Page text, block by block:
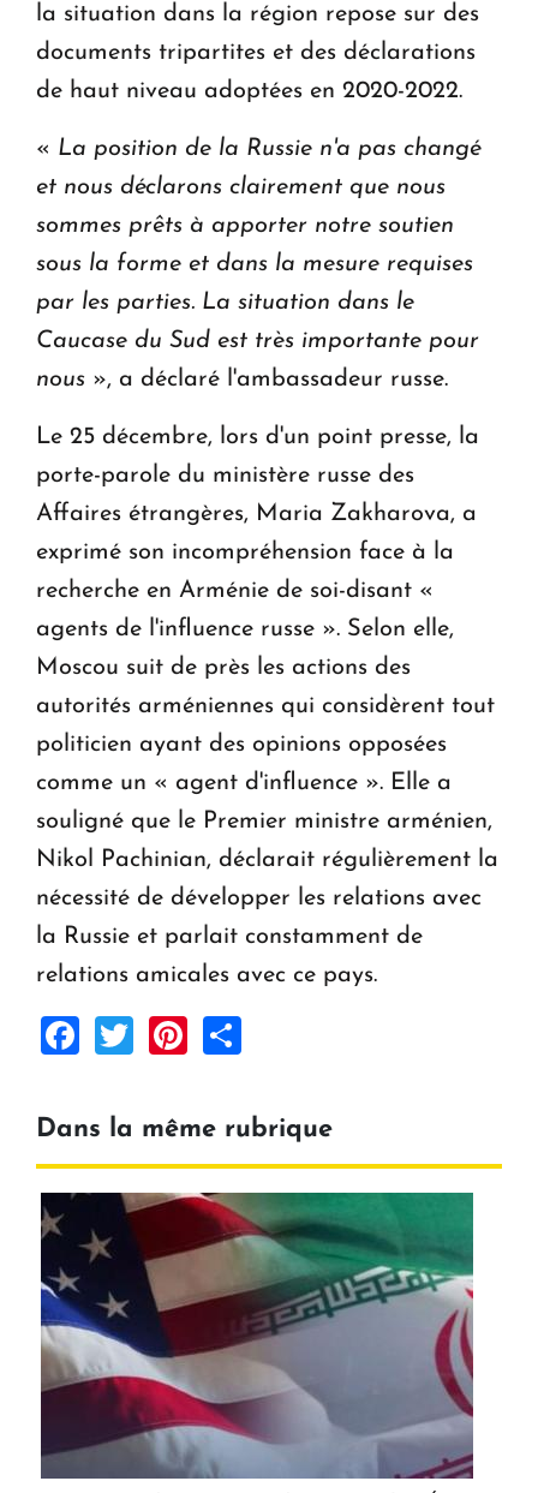
la situation dans la région repose sur des
documents tripartites et des déclarations
de haut niveau adoptées en 2020-2022.
« La position de la Russie n'a pas changé
et nous déclarons clairement que nous
sommes prêts à apporter notre soutien
sous la forme et dans la mesure requises
par les parties. La situation dans le
Caucase du Sud est très importante pour
nous », a déclaré l'ambassadeur russe.
Le 25 décembre, lors d'un point presse, la
porte-parole du ministère russe des
Affaires étrangères, Maria Zakharova, a
exprimé son incompréhension face à la
recherche en Arménie de soi-disant «
agents de l'influence russe ». Selon elle,
Moscou suit de près les actions des
autorités arméniennes qui considèrent tout
politicien ayant des opinions opposées
comme un « agent d'influence ». Elle a
souligné que le Premier ministre arménien,
Nikol Pachinian, déclarait régulièrement la
nécessité de développer les relations avec
la Russie et parlait constamment de
relations amicales avec ce pays.
Facebook
TwitterPinterest
Dans la même rubrique